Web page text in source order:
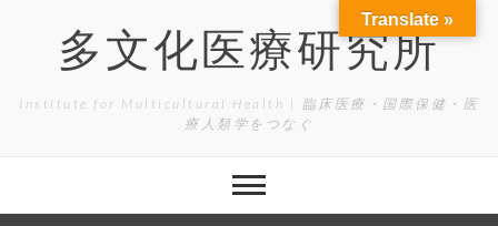
content多文化医療研究所
Institute for Multicultural Health | 臨床医療・国際保健・医
療人類学をつなぐ
Translate »